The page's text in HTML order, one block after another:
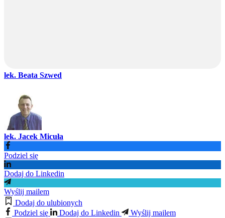
lek. Beata Szwed
lek. Jacek Micuła
Podziel się
Dodaj do Linkedin
Wyślij mailem
Dodaj do ulubionych
Podziel się
Dodaj do Linkedin
Wyślij mailem